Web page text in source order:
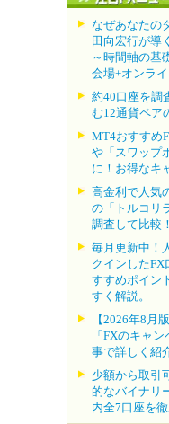
なぜあなたの
田向宏行が導
～時間軸の基
会場+オンライ
約40口座を調
む12通貨ペア
MT4おすすめ
や「スワップ
に！お得なキ
高金利で人気
の「トルコリ
調査して比較！
毎月更新中！
クインしたFX
すすめポイン
すく解説。
【2026年8月
「FXのキャ
事で詳しく紹
少額から取引
的なバイナリ
内全7口座を徹